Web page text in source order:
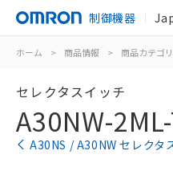
制御機器
ホーム > 商品情報 > 商品カテゴリ
セレクタスイッチ
A30NW-
A30NS / A30NW セレクタ